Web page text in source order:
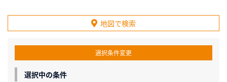
地図で検索
選択条件変更
選択中の条件